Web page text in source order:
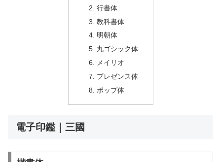
行書体
教科書体
明朝体
丸ゴシック体
メイリオ
プレゼンス体
ポップ体
電子印鑑｜三國